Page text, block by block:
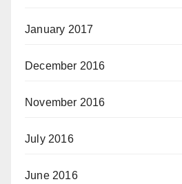
January 2017
December 2016
November 2016
July 2016
June 2016